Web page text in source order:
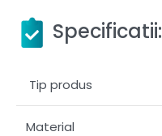
Specificatii:
Tip produs
Material